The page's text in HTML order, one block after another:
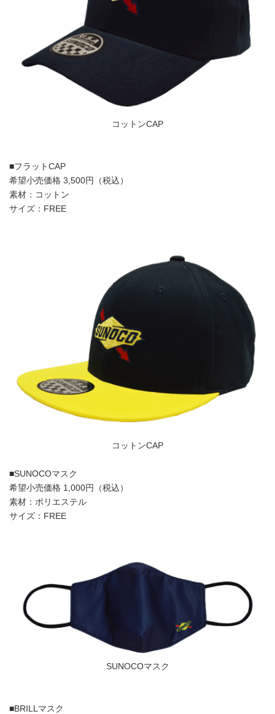
コットンCAP
■フラットCAP
希望小売価格 3,500円（税込）
素材：コットン
サイズ：FREE
コットンCAP
■SUNOCOマスク
希望小売価格 1,000円（税込）
素材：ポリエステル
サイズ：FREE
SUNOCOマスク
■BRILLマスク